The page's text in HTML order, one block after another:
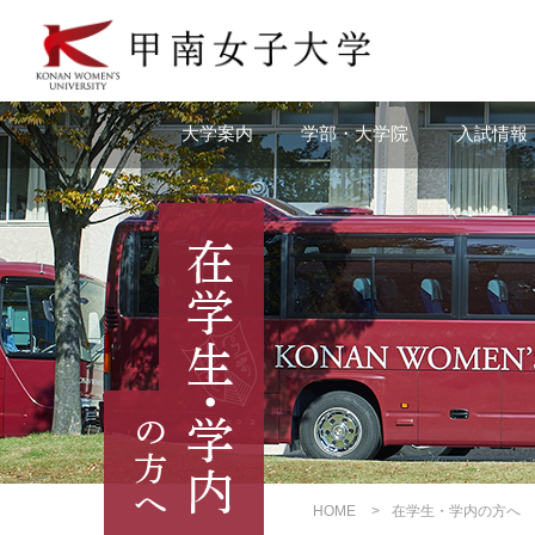
リ
ン
ク
ナ
ビ
ー
シ
ョ
ン
へ
の
リ
ン
ク
大学案内 学部・大学院 入試情報
HOME 在学生・学内の方へ